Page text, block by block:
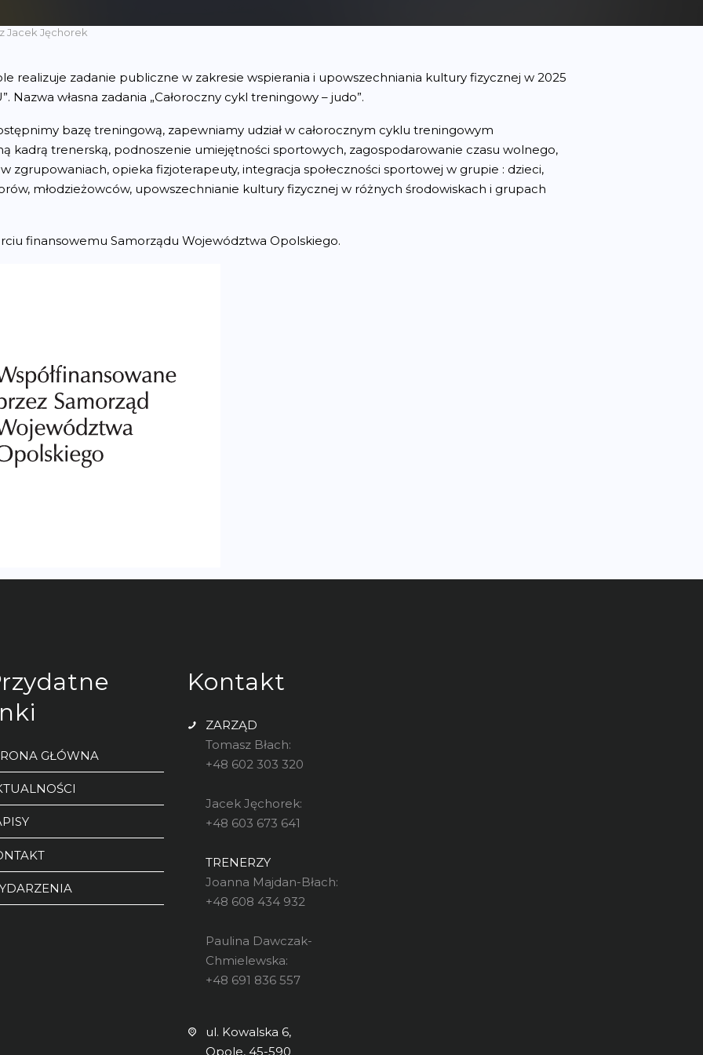
Jacek Jęchorek
realizuje zadanie publiczne w zakresie wspierania i upowszechniania kultury fizycznej w 2025
Nazwa własna zadania „Całoroczny cykl treningowy – judo”.
bazę treningową, zapewniamy udział w całorocznym cyklu treningowym
kadrą trenerską, podnoszenie umiejętności sportowych, zagospodarowanie czasu wolnego,
zgrupowaniach, opieka fizjoterapeuty, integracja społeczności sportowej w grupie : dzieci,
młodzieżowców, upowszechnianie kultury fizycznej w różnych środowiskach i grupach
finansowemu Samorządu Województwa Opolskiego.
GŁÓWNA
Kontakt
ZARZĄD
Tomasz Błach:
+48 602 303 320
Jacek Jęchorek:
+48 603 673 641
TRENERZY
Joanna Majdan-Błach:
+48 608 434 932
Paulina Dawczak-
Chmielewska:
+48 691 836 557
ul. Kowalska 6,
Opole, 45-590